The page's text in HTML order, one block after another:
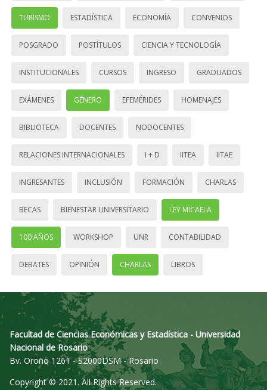
TURISMO ESTADÍSTICA ECONOMÍA CONVENIOS
POSGRADO POSTÍTULOS CIENCIA Y TECNOLOGÍA
INSTITUCIONALES CURSOS INGRESO GRADUADOS
EXÁMENES GÉNERO EFEMÉRIDES HOMENAJES
BIBLIOTECA DOCENTES NODOCENTES
RELACIONES INTERNACIONALES I + D IITEA IITAE
INGRESANTES INCLUSIÓN FORMACIÓN CHARLAS
BECAS BIENESTAR UNIVERSITARIO LEY MICAELA
100 AÑOS WORKSHOP UNR CONTABILIDAD
DEBATES OPINIÓN CHARLAS LIBROS
Facultad de Ciencias Económicas y Estadística - Universidad
Nacional de Rosario
Bv. Oroño 1261 - S2000DSM - Rosario
Copyright © 2021. All Rights Reserved.